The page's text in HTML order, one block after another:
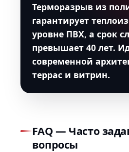
Терморазрыв из
гарантирует
уровне ПВХ, а срок
превышает 40 лет.
современной
террас и витрин.
FAQ — Часто
вопросы